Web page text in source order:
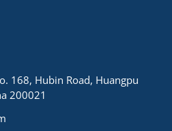
168, Hubin Road, Huangpu
200021